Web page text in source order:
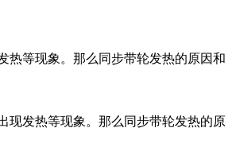
热等现象。那么同步带轮发热的原因和
现发热等现象。那么同步带轮发热的原